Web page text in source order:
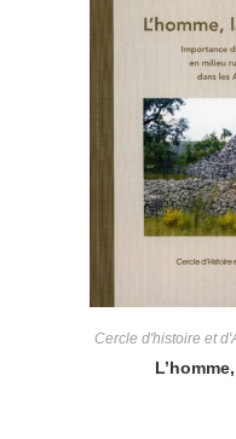
Cercle d'histoire et